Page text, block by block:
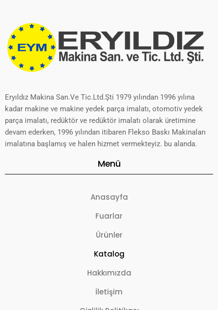
Eryıldız Makina San.Ve Tic.Ltd.Şti 1979 yılından 1996 yılına
kadar makine ve makine yedek parça imalatı, otomotiv yedek
parça imalatı, redüktör ve redüktör imalatı olarak üretimine
devam ederken, 1996 yılından itibaren Flekso Baskı Makinaları
imalatına başlamış ve halen hizmet vermekteyiz. bu alanda.
Menü
Anasayfa
Fuarlar
Ürünler
Katalog
Hakkımızda
İletişim